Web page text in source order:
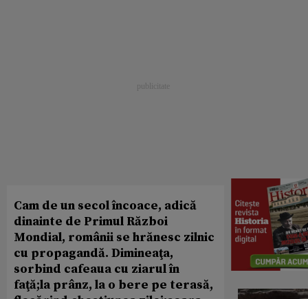
Cam de un secol încoace, adică
dinainte de Primul Război
Mondial, românii se hrănesc zilnic
cu propagandă. Dimineaţa,
sorbind cafeaua cu ziarul în
faţă;la prânz, la o bere pe terasă,